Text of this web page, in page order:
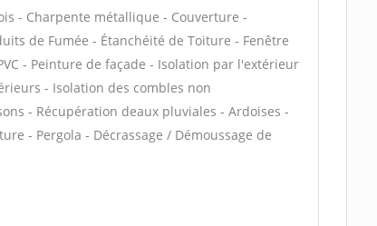
- Charpente métallique - Couverture -
de Fumée - Étanchéité de Toiture - Fenêtre
- Peinture de façade - Isolation par l'extérieur
- Isolation des combles non
- Récupération deaux pluviales - Ardoises -
- Pergola - Décrassage / Démoussage de